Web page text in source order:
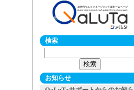
検索
お知らせ